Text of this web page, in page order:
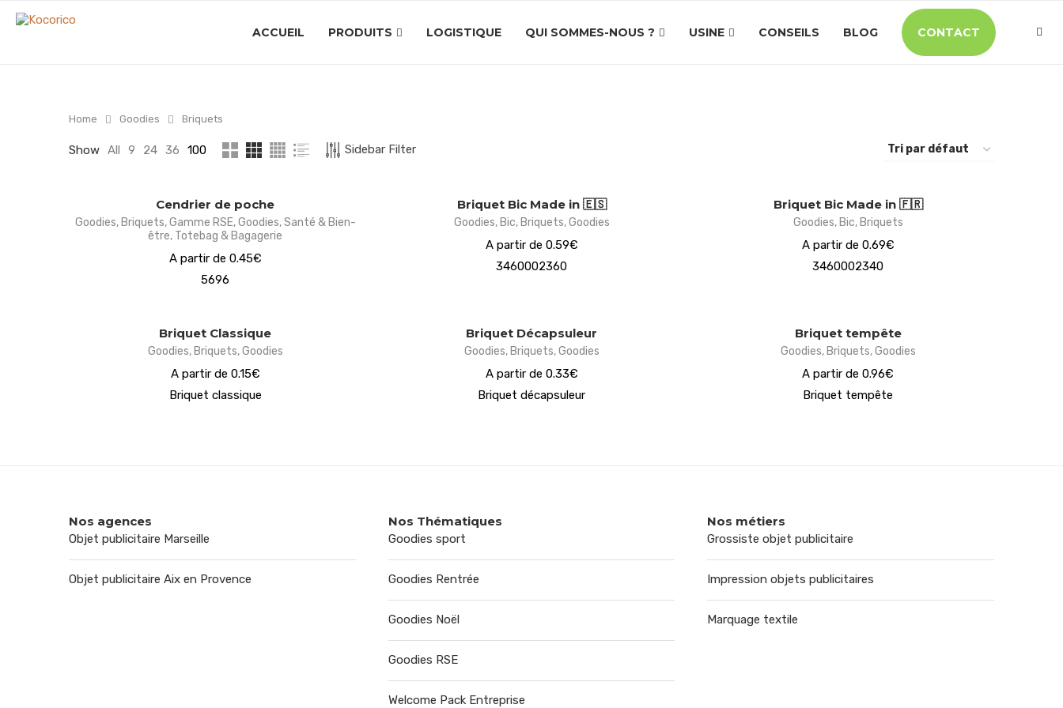
ACCUEIL PRODUITS LOGISTIQUE QUI SOMMES-NOUS ? USINE CONSEILS BLOG CONTACT
Home Goodies Briquets
Show All 9 24 36 100 Sidebar Filter
Cendrier de poche
Goodies, Briquets,Gamme RSE,Goodies,Santé & Bien-
être, Totebag & Bagagerie
A partir de 0.45€
5696
Briquet Bic Made in 🇪🇸
Goodies, Bic, Briquets,Goodies
A partir de 0.59€
3460002360
Briquet Bic Made in 🇫🇷
Goodies, Bic, Briquets
A partir de 0.69€
3460002340
Briquet Classique
Goodies, Briquets,Goodies
A partir de 0.15€
Briquet classique
Briquet Décapsuleur
Goodies, Briquets,Goodies
A partir de 0.33€
Briquet décapsuleur
Briquet tempête
Goodies, Briquets,Goodies
A partir de 0.96€
Briquet tempête
Nos agences
Objet publicitaire Marseille
Objet publicitaire Aix en Provence
Nos Thématiques
Goodies sport
Goodies Rentrée
Goodies Noël
Goodies RSE
Welcome Pack Entreprise
Nos métiers
Grossiste objet publicitaire
Impression objets publicitaires
Marquage textile